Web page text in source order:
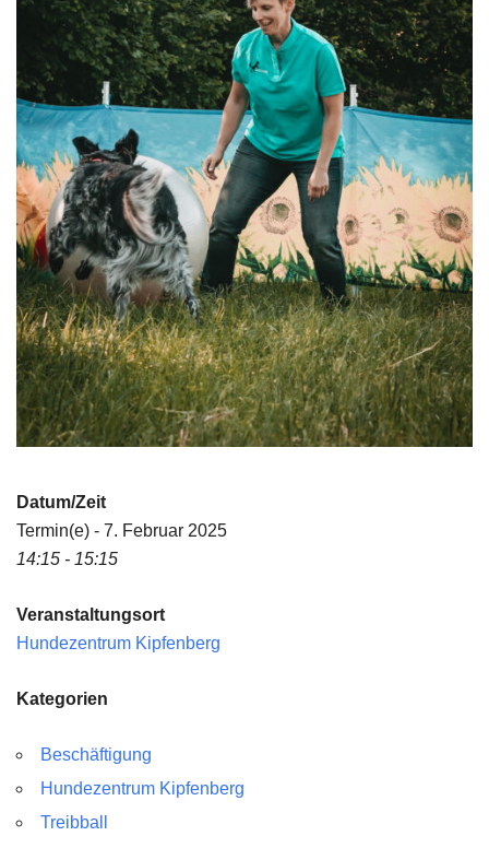
Datum/Zeit
Termin(e) - 7. Februar 2025
14:15 - 15:15
Veranstaltungsort
Hundezentrum Kipfenberg
Kategorien
Beschäftigung
Hundezentrum Kipfenberg
Treibball